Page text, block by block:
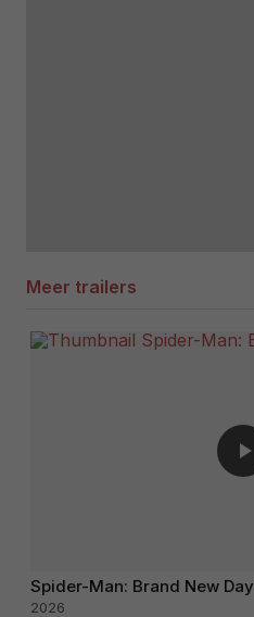
Meer trailers
Spider-Man: Brand New Day
2026